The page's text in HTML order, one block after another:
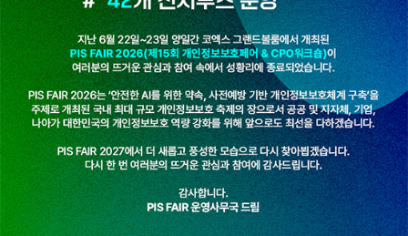
워크숍
‘안전한 AI를 위한 약속,
사전예방 기반 개인정보
보호체계 구축’